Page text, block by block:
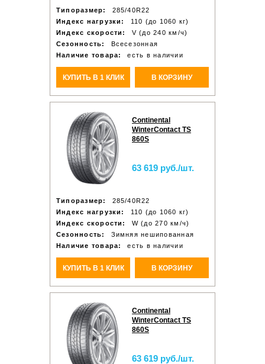
Типоразмер:
285/40R22
Индекс нагрузки:
110 (до 1060 кг)
Индекс скорости:
V (до 240 км/ч)
Сезонность:
Всесезонная
Наличие товара:
есть в наличии
КУПИТЬ В 1 КЛИК В КОРЗИНУ
Continental
WinterContact TS
860S
63 619 руб./шт.
Типоразмер:
285/40R22
Индекс нагрузки:
110 (до 1060 кг)
Индекс скорости:
W (до 270 км/ч)
Сезонность:
Зимняя нешипованная
Наличие товара:
есть в наличии
КУПИТЬ В 1 КЛИК В КОРЗИНУ
Continental
WinterContact TS
860S
63 619 руб./шт.